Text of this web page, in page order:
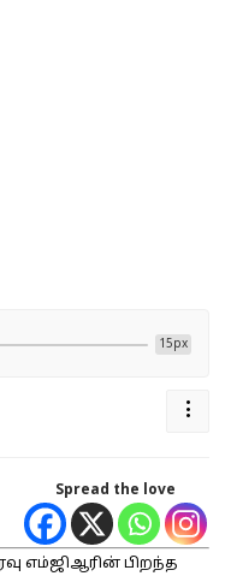
15px
Spread the love
எம்ஜிஆரின் பிறந்த